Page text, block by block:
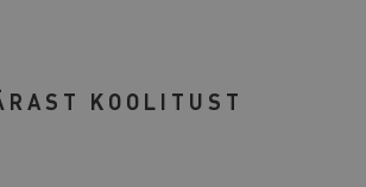
KOOLITUST